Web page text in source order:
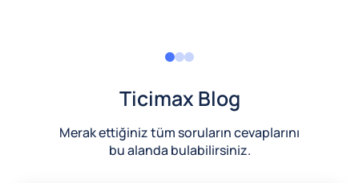
Ticimax Blog
Merak ettiğiniz tüm soruların cevaplarını
bu alanda bulabilirsiniz.